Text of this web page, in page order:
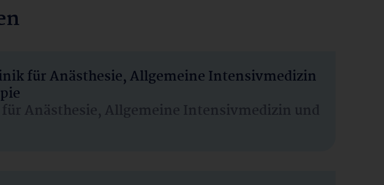
für Anästhesie, Allgemeine Intensivmedizin
Anästhesie, Allgemeine Intensivmedizin und